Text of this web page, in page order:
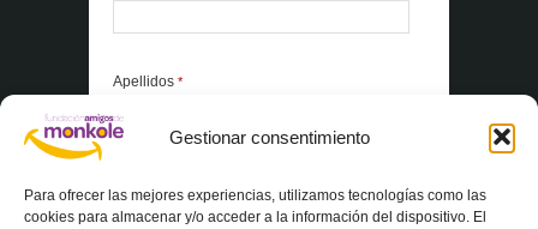
Gestionar consentimiento
Para ofrecer las mejores experiencias, utilizamos tecnologías como las
cookies para almacenar y/o acceder a la información del dispositivo. El
Apellidos *
*Elementos obligatorios